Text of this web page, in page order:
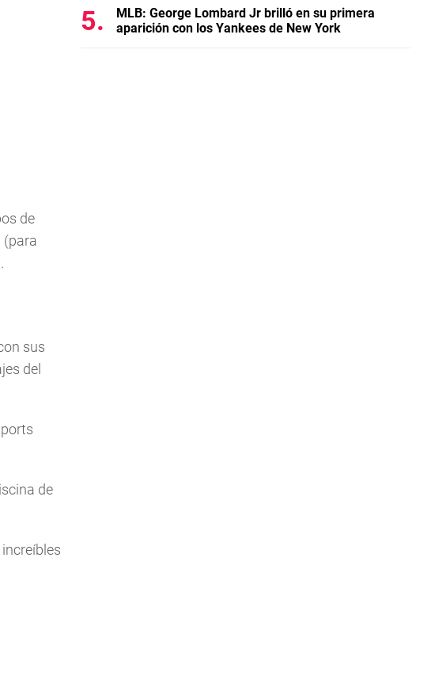
de
(para
sus
del
de
MLB: George Lombard Jr brilló en su primera
aparición con los Yankees de New York